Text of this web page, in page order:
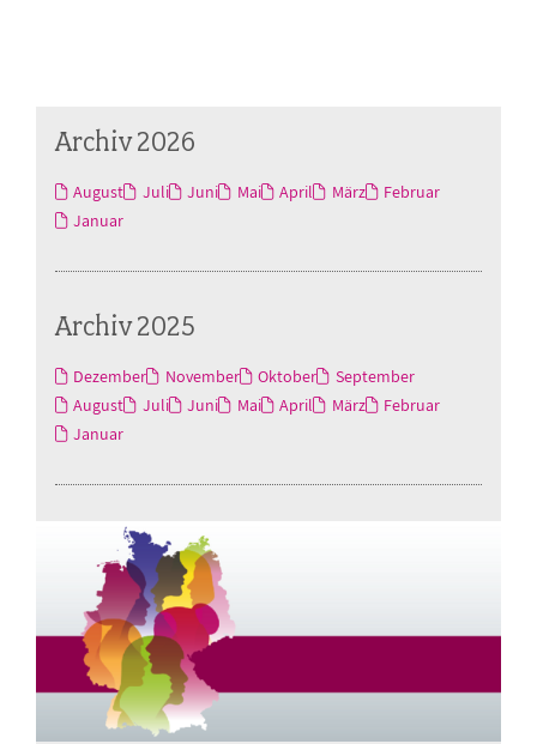
Archiv 2026
August Juli Juni Mai April März
Februar
Januar
Archiv 2025
Dezember November Oktober
September
August
Juli Juni Mai April März
Februar
Januar